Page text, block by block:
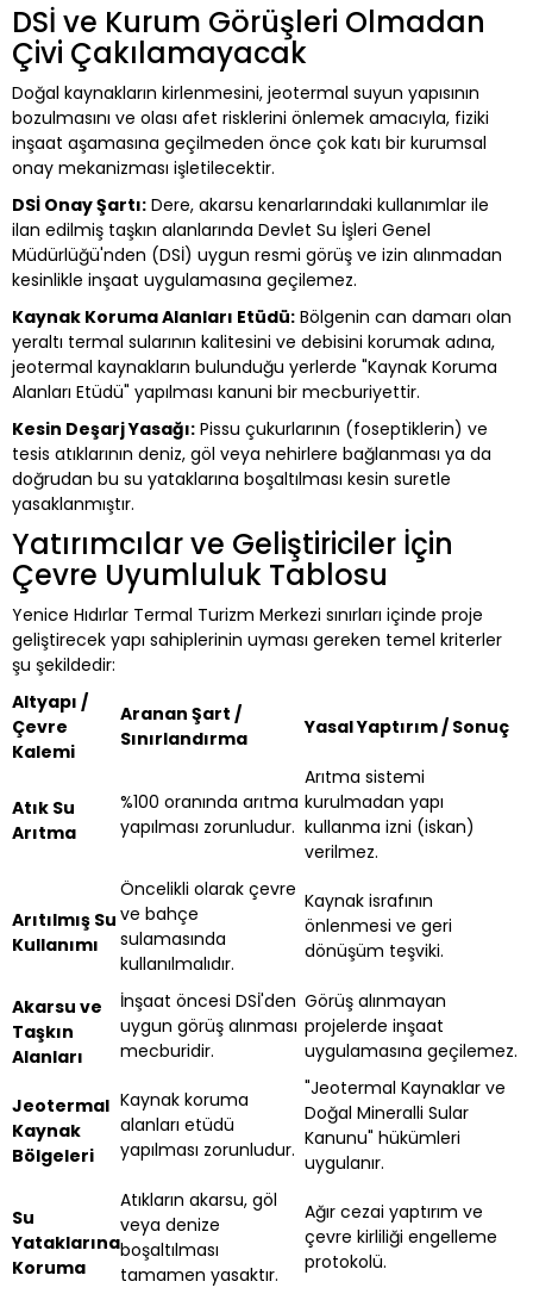
DSİ ve Kurum Görüşleri Olmadan
Çivi Çakılamayacak
Doğal kaynakların kirlenmesini, jeotermal suyun yapısının
bozulmasını ve olası afet risklerini önlemek amacıyla, fiziki
inşaat aşamasına geçilmeden önce çok katı bir kurumsal
onay mekanizması işletilecektir.
DSİ Onay Şartı: Dere, akarsu kenarlarındaki kullanımlar ile
ilan edilmiş taşkın alanlarında Devlet Su İşleri Genel
Müdürlüğü'nden (DSİ) uygun resmi görüş ve izin alınmadan
kesinlikle inşaat uygulamasına geçilemez.
Kaynak Koruma Alanları Etüdü: Bölgenin can damarı olan
yeraltı termal sularının kalitesini ve debisini korumak adına,
jeotermal kaynakların bulunduğu yerlerde "Kaynak Koruma
Alanları Etüdü" yapılması kanuni bir mecburiyettir.
Kesin Deşarj Yasağı: Pissu çukurlarının (foseptiklerin) ve
tesis atıklarının deniz, göl veya nehirlere bağlanması ya da
doğrudan bu su yataklarına boşaltılması kesin suretle
yasaklanmıştır.
Yatırımcılar ve Geliştiriciler İçin
Çevre Uyumluluk Tablosu
Yenice Hıdırlar Termal Turizm Merkezi sınırları içinde proje
geliştirecek yapı sahiplerinin uyması gereken temel kriterler
şu şekildedir:
Altyapı /
Çevre
Kalemi
Aranan Şart /
Sınırlandırma
Yasal Yaptırım / Sonuç
Atık Su
Arıtma
%100 oranında arıtma
yapılması zorunludur.
Arıtma sistemi
kurulmadan yapı
kullanma izni (iskan)
verilmez.
Arıtılmış Su
Kullanımı
Öncelikli olarak çevre
ve bahçe
sulamasında
kullanılmalıdır.
Kaynak israfının
önlenmesi ve geri
dönüşüm teşviki.
Akarsu ve
Taşkın
Alanları
İnşaat öncesi DSİ'den
uygun görüş alınması
mecburidir.
Görüş alınmayan
projelerde inşaat
uygulamasına geçilemez.
Jeotermal
Kaynak
Bölgeleri
Kaynak koruma
alanları etüdü
yapılması zorunludur.
"Jeotermal Kaynaklar ve
Doğal Mineralli Sular
Kanunu" hükümleri
uygulanır.
Su
Yataklarına
Koruma
Atıkların akarsu, göl
veya denize
boşaltılması
tamamen yasaktır.
Ağır cezai yaptırım ve
çevre kirliliği engelleme
protokolü.